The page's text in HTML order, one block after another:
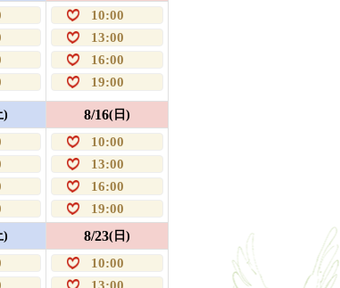
10:00
13:00
16:00
19:00
) 8/16(日)
10:00
13:00
16:00
19:00
) 8/23(日)
10:00
13:00